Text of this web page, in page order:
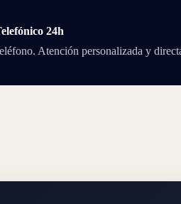
24h
Atención personalizada y